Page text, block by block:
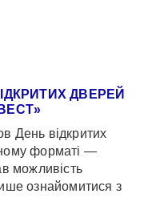
ДВЕРЕЙ
День відкритих
форматі —
можливість
ознайомитися з